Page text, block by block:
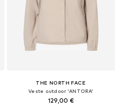
THE NORTH FACE
Veste outdoor 'ANTORA'
129,00 €